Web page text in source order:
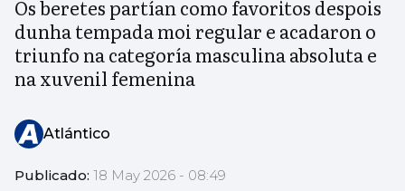
Os beretes partían como favoritos despois
dunha tempada moi regular e acadaron o
triunfo na categoría masculina absoluta e
na xuvenil femenina
Atlántico
Publicado: 18 May 2026 - 08:49